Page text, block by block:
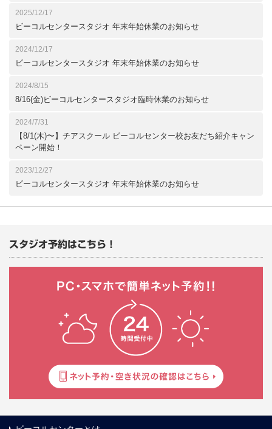
2025/12/17
ビーコルセンタースタジオ 年末年始休業のお知らせ
2024/12/17
ビーコルセンタースタジオ 年末年始休業のお知らせ
2024/8/15
8/16(金)ビーコルセンタースタジオ臨時休業のお知らせ
2024/7/31
【8/1(木)〜】チアスクール ビーコルセンター校お友だち紹介キャン
ペーン開始！
2023/12/27
ビーコルセンタースタジオ 年末年始休業のお知らせ
スタジオ予約はこちら！